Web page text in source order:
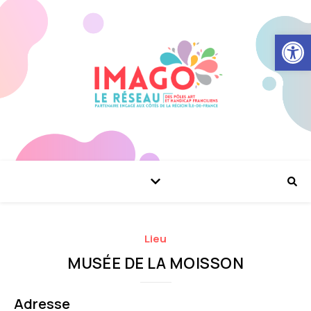
Ouvrir
Lieu
MUSÉE DE LA MOISSON
Adresse